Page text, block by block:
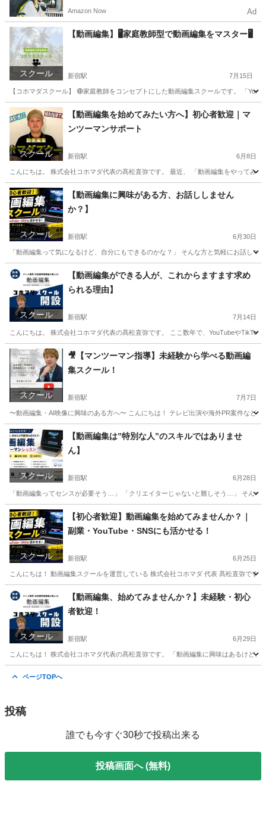
う！
Amazon Now Ad
スクール
【動画編集】🖥家庭教師型で動画編集をマスター🖥
新宿駅 7月15日
【コホマダスクール】 🔴家庭教師をコンセプトにした動画編集スクールです。 「
東京 新宿区 新宿駅 パソコン 動画編集
スクール
【動画編集を始めてみたい方へ】初心者歓迎｜マ
ンツーマンサポート
新宿駅 6月8日
こんにちは。 株式会社コホマダ代表の髙松直弥です。 最近、 「動画編集をやってみ
東京 新宿区 新宿駅 パソコン
スクール
【動画編集に興味がある方、お話ししません
か？】
新宿駅 6月30日
「動画編集って気になるけど、自分にもできるのかな？」 そんな方と気軽にお話し
東京 新宿駅 パソコン
スクール
【動画編集ができる人が、これからますます求め
られる理由】
新宿駅 7月14日
こんにちは。 株式会社コホマダ代表の髙松直弥です。 ここ数年で、YouTubeや
東京 新宿区 新宿駅
スクール
🎥【マンツーマン指導】未経験から学べる動画編
集スクール！
新宿駅 7月7日
〜動画編集・AI映像に興味のある方へ〜 こんにちは！ テレビ出演や海外PR案件など
東京 新宿区 新宿駅 パソコン 動画編集
スクール
【動画編集は”特別な人”のスキルではありませ
ん】
新宿駅 6月28日
「動画編集ってセンスが必要そう…」 「クリエイターじゃないと難しそう…」 そん
東京 新宿区 新宿駅 パソコン
スクール
【初心者歓迎】動画編集を始めてみませんか？｜
副業・YouTube・SNSにも活かせる！
新宿駅 6月25日
こんにちは！ 動画編集スクールを運営している 株式会社コホマダ 代表 髙松直弥です
東京 新宿駅 パソコン
スクール
【動画編集、始めてみませんか？】未経験・初心
者歓迎！
新宿駅 6月29日
こんにちは！ 株式会社コホマダ代表の髙松直弥です。 「動画編集に興味はあるけど
ページTOPへ
投稿
誰でも今すぐ30秒で投稿出来る
投稿画面へ (無料)